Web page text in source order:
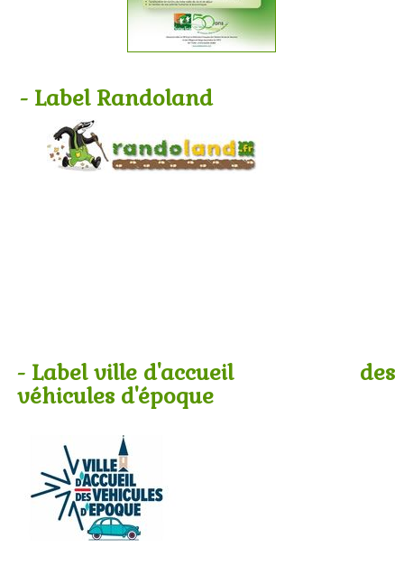
- Label Randoland
- Label ville d'accueil des
véhicules d'époque